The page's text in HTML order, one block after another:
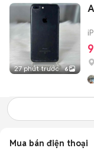
27 phút trước 6
Mua bán điện thoại